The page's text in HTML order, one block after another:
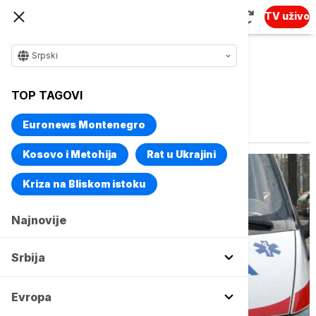
TV uživo
Srpski
TOP TAGOVI
Euronews Montenegro
Kosovo i Metohija Rat u Ukrajini
Kriza na Bliskom istoku
Najnovije
Srbija
Evropa
Vise o temi
Radnik